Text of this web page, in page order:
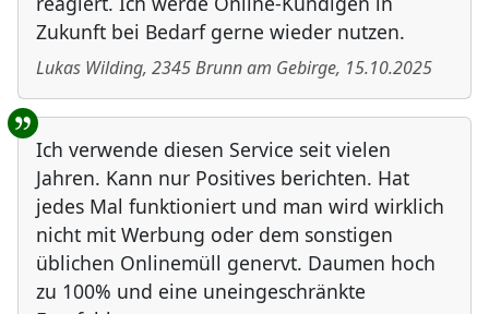
Zukunft bei Bedarf gerne wieder nutzen.
Lukas Wilding, 2345Brunn am Gebirge, 15.10.2025
Ich verwende diesen Service seit vielen
Jahren. Kann nur Positives berichten. Hat
jedes Mal funktioniert und man wird wirklich
nicht mit Werbung oder dem sonstigen
üblichen Onlinemüll genervt. Daumen hoch
zu 100% und eine uneingeschränkte